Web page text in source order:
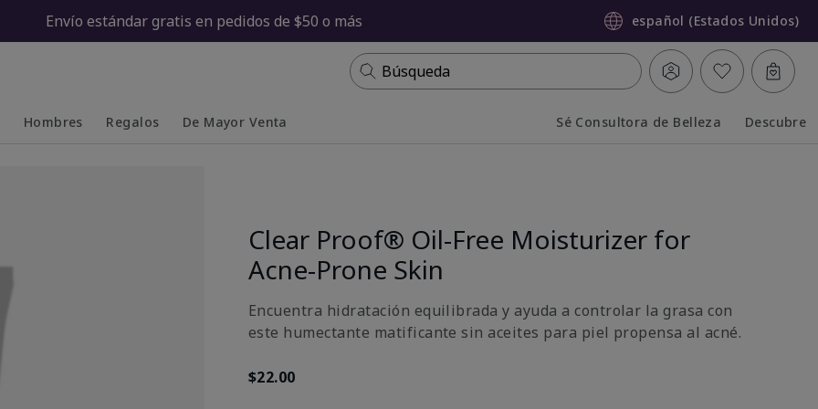
Envío estándar gratis en pedidos de $50 o más español (Estados Unidos)
Búsqueda
Hombres Regalos De Mayor Venta Sé Consultora de Belleza Descubre
Clear Proof® Oil-Free Moisturizer for
Acne-Prone Skin
Encuentra hidratación equilibrada y ayuda a controlar la grasa con
este humectante matificante sin aceites para piel propensa al acné.
$22.00